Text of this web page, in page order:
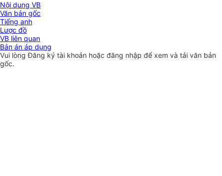
Nội dung VB
Văn bản gốc
Tiếng anh
Lược đồ
VB liên quan
Bản án áp dụng
Vui lòngĐăng ký tài khoản hoặc đăng nhập để xem và tải văn bản
gốc.